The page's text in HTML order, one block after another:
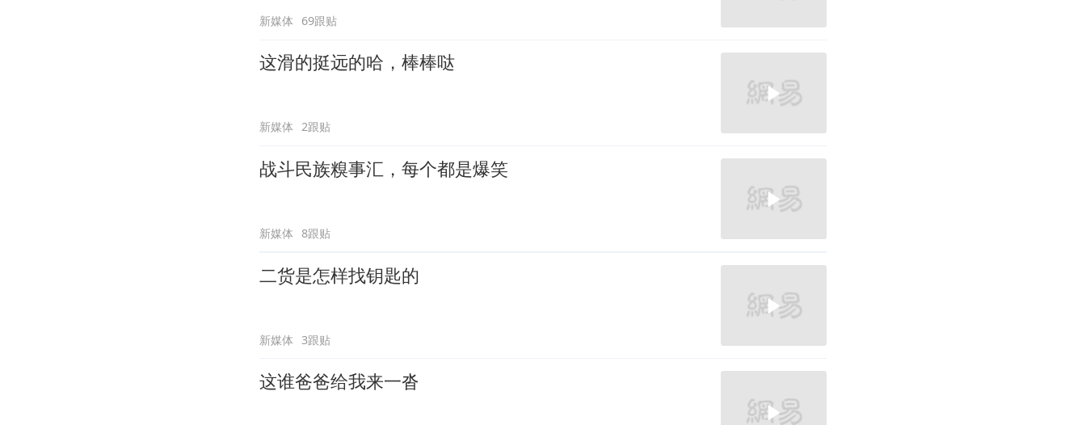
新媒体 69跟贴
这滑的挺远的哈，棒棒哒
新媒体 2跟贴
战斗民族糗事汇，每个都是爆笑
新媒体 8跟贴
二货是怎样找钥匙的
新媒体 3跟贴
这谁爸爸给我来一沓